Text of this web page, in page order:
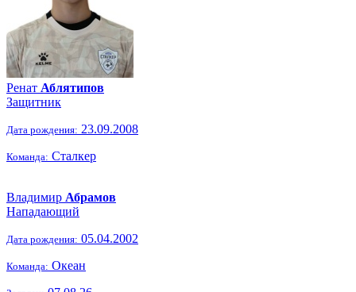
Ренат Аблятипов
Защитник
Дата рождения: 23.09.2008
Команда: Сталкер
Владимир Абрамов
Нападающий
Дата рождения: 05.04.2002
Команда: Океан